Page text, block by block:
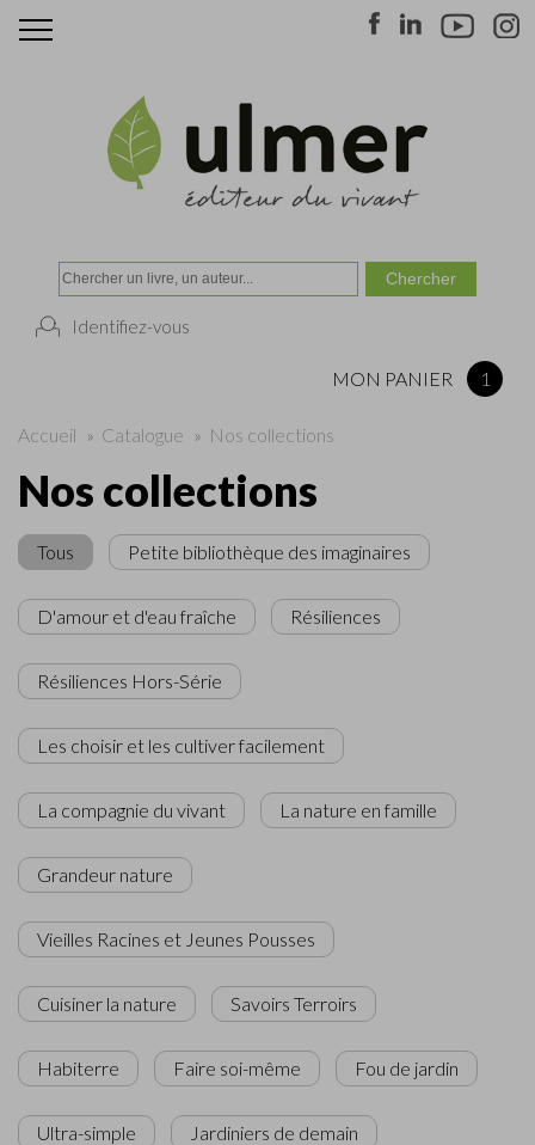
Identifiez-vous
MON PANIER 1
Accueil » Catalogue » Nos collections
Nos collections
Tous Petite bibliothèque des imaginaires
D'amour et d'eau fraîche Résiliences
Résiliences Hors-Série
Les choisir et les cultiver facilement
La compagnie du vivant La nature en famille
Grandeur nature
Vieilles Racines et Jeunes Pousses
Cuisiner la nature Savoirs Terroirs
Habiterre Faire soi-même Fou de jardin
Ultra-simple Jardiniers de demain